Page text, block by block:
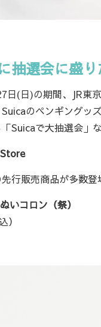
抽選会に盛
(日)の期間、JR東
のペンギングッ
Suicaで大抽選会」
行販売商品が多数登
いコロン（祭）
）